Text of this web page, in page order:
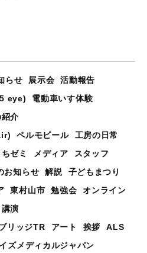
らせ 展示会
活動報告
eye)
電動車いす体験
介
ペルモビール
工房の日常
ちゼミ メディア
スタッフ
お知らせ 解説
子どもまつり
東村山市 勉強会
オンライン
講演
リッジTR
アート 挨拶
ALS
ズメディカルジャパン